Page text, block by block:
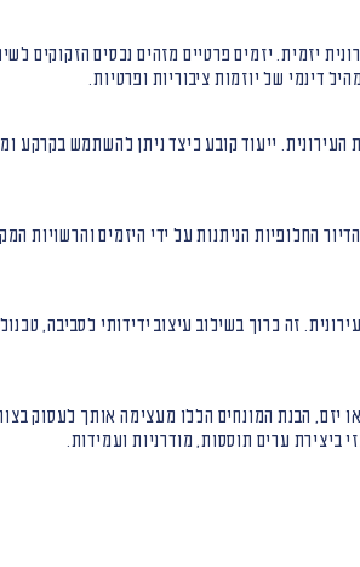
יזמית. יזמים פרטיים מזהים נכסים הזקוקים
דינמי של יוזמות ציבוריות ופרטיות.
ייעוד קובע כיצד ניתן להשתמש בקרקע
החלופיות הניתנות על ידי היזמים והרשויות
זה כרוך בשילוב עיצוב ידידותי לסביבה,
יזם, הבנת המונחים הללו מעצימה אותך לעסוק
ערים תוססות, מודרניות ועמידות.